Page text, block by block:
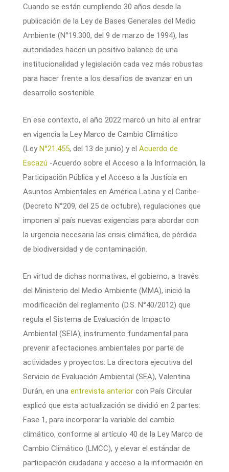
Cuando se están cumpliendo 30 años desde la
publicación de la Ley de Bases Generales del Medio
Ambiente (N°19.300, del 9 de marzo de 1994), las
autoridades hacen un positivo balance de una
institucionalidad y legislación cada vez más robustas
para hacer frente a los desafíos de avanzar en un
desarrollo sostenible.
En ese contexto, el año 2022 marcó un hito al entrar
en vigencia la Ley Marco de Cambio Climático
(Ley N°21.455, del 13 de junio) y el Acuerdo de
Escazú -Acuerdo sobre el Acceso a la Información, la
Participación Pública y el Acceso a la Justicia en
Asuntos Ambientales en América Latina y el Caribe-
(Decreto N°209, del 25 de octubre), regulaciones que
imponen al país nuevas exigencias para abordar con
la urgencia necesaria las crisis climática, de pérdida
de biodiversidad y de contaminación.
En virtud de dichas normativas, el gobierno, a través
del Ministerio del Medio Ambiente (MMA), inició la
modificación del reglamento (D.S. N°40/2012) que
regula el Sistema de Evaluación de Impacto
Ambiental (SEIA), instrumento fundamental para
prevenir afectaciones ambientales por parte de
actividades y proyectos. La directora ejecutiva del
Servicio de Evaluación Ambiental (SEA), Valentina
Durán, en una entrevista anterior con País Circular
explicó que esta actualización se dividió en 2 partes:
Fase 1, para incorporar la variable del cambio
climático, conforme al artículo 40 de la Ley Marco de
Cambio Climático (LMCC), y elevar el estándar de
participación ciudadana y acceso a la información en